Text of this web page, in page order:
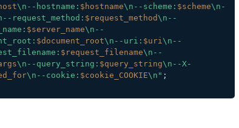
\n--hostname: $hostname\n--scheme: $scheme\n-
request_method: $request_method \n--
$server_name\n--
$document_root\n--uri: $uri\n--
$request_filename\n--
\n--query_string: $query_string\n--X-
\n--cookie: $cookie_COOKIE\n" ;